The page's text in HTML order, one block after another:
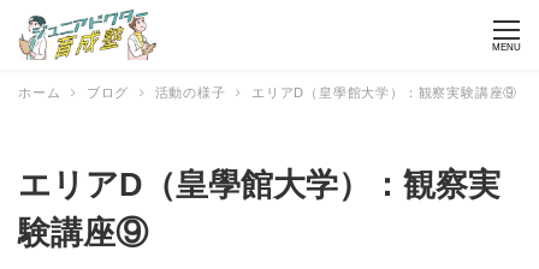
MENU
ホーム ブログ 活動の様子 エリアD（皇學館大学）：観察実験講座⑨
エリアD（皇學館大学）：観察実
験講座⑨